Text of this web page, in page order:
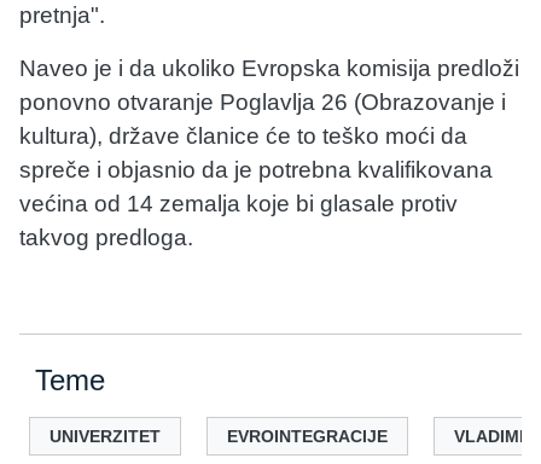
pretnja".
Naveo je i da ukoliko Evropska komisija predloži
ponovno otvaranje Poglavlja 26 (Obrazovanje i
kultura), države članice će to teško moći da
spreče i objasnio da je potrebna kvalifikovana
većina od 14 zemalja koje bi glasale protiv
takvog predloga.
Teme
UNIVERZITET EVROINTEGRACIJE